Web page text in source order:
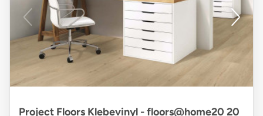
Project Floors Klebevinyl - floors@home20 20